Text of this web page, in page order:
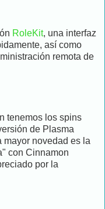
RoleKit, una interfaz
así como
remota de
tenemos los spins
de Plasma
mayor novedad es la
con Cinnamon
por la